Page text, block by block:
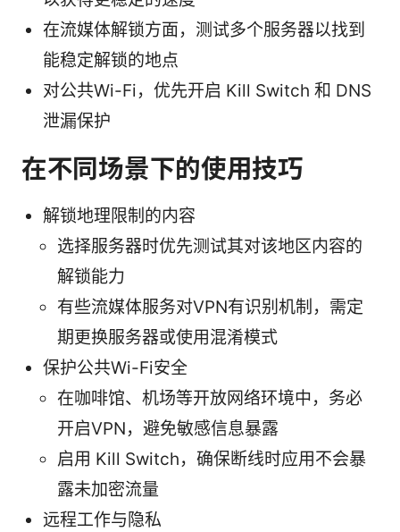
在流媒体解锁方面，测试多个服务器以找到
能稳定解锁的地点
对公共Wi-Fi，优先开启 Kill Switch 和 DNS
泄漏保护
在不同场景下的使用技巧
解锁地理限制的内容
选择服务器时优先测试其对该地区内容的
解锁能力
有些流媒体服务对VPN有识别机制，需定
期更换服务器或使用混淆模式
保护公共Wi-Fi安全
在咖啡馆、机场等开放网络环境中，务必
开启VPN，避免敏感信息暴露
启用 Kill Switch，确保断线时应用不会暴
露未加密流量
远程工作与隐私